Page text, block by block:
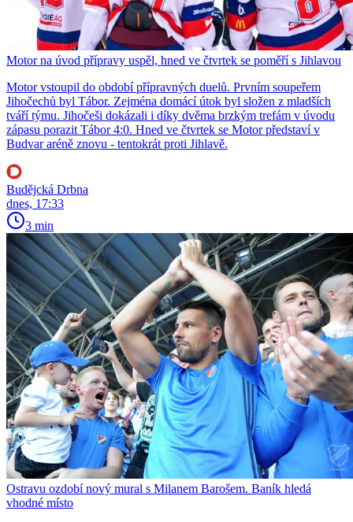
Motor na úvod přípravy uspěl, hned ve čtvrtek se poměří s Jihlavou
Motor vstoupil do období přípravných duelů. Prvním soupeřem
Jihočechů byl Tábor. Zejména domácí útok byl složen z mladších
tváří týmu. Jihočeši dokázali i díky dvěma brzkým trefám v úvodu
zápasu porazit Tábor 4:0. Hned ve čtvrtek se Motor představí v
Budvar aréně znovu - tentokrát proti Jihlavě.
Budějcká Drbna
dnes, 17:33
3 min
Ostravu ozdobí nový mural s Milanem Barošem. Baník hledá
vhodné místo